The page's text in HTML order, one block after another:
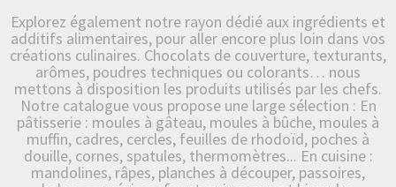
Explorez également notre rayon dédié aux ingrédients et
additifs alimentaires, pour aller encore plus loin dans vos
créations culinaires. Chocolats de couverture, texturants,
arômes, poudres techniques ou colorants… nous
mettons à disposition les produits utilisés par les chefs.
Notre catalogue vous propose une large sélection : En
pâtisserie : moules à gâteau, moules à bûche, moules à
muffin, cadres, cercles, feuilles de rhodoïd, poches à
douille, cornes, spatules, thermomètres... En cuisine :
mandolines, râpes, planches à découper, passoires,